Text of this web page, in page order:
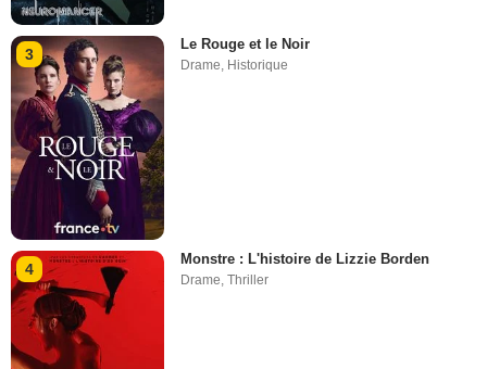
3
Le Rouge et le Noir
Drame, Historique
4
Monstre : L'histoire de Lizzie Borden
Drame,Thriller